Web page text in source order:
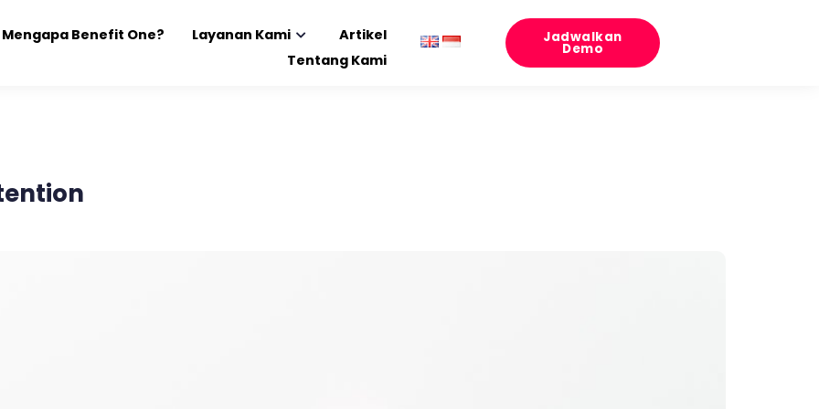
Mengapa Benefit One? Layanan Kami
Artikel
Tentang Kami
Jadwalkan
Demo